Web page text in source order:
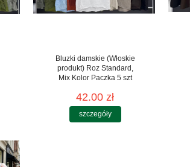
Bluzki damskie (Włoskie
produkt) Roz Standard,
Mix Kolor Paczka 5 szt
42.00 zł
szczegóły